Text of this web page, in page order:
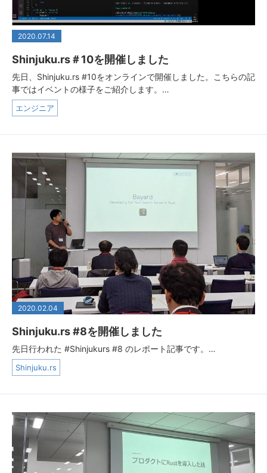
2020.07.14
Shinjuku.rs＃10を開催しました
先日、Shinjuku.rs #10をオンラインで開催しました。こちらの記
事ではイベントの様子をご紹介します。…
エンジニア
2020.02.04
Shinjuku.rs #8を開催しました
先日行われた #Shinjukurs #8 のレポート記事です。…
Shinjuku.rs